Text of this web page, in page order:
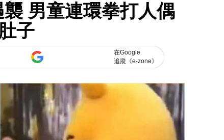
男童連環拳打人偶
子
在Google
追蹤《e-zone》